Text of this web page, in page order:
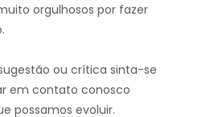
orgulhosos por fazer
ou crítica sinta-se
em contato conosco
possamos evoluir.